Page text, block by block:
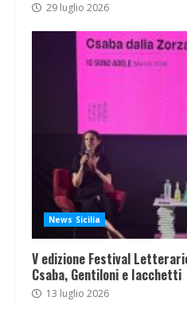
29 luglio 2026
News Sicilia
V edizione Festival
Csaba, Gentiloni e Iacchetti
13 luglio 2026